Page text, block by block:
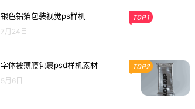
银色铝箔包装视觉ps样机
7月24日
字体被薄膜包裹psd样机素材
5月6日
TOP1
TOP2